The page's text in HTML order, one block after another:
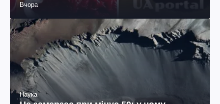
Вчора
Наука